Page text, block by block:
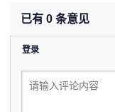
已有 0 条意见
登录